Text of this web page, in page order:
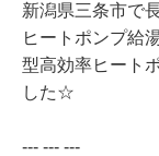
新潟県三条市で
ヒートポンプ給
型高効率ヒート
した☆
--- --- ---